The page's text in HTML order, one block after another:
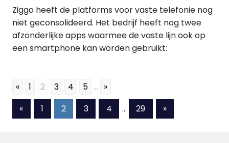
Ziggo heeft de platforms voor vaste telefonie nog
niet geconsolideerd. Het bedrijf heeft nog twee
afzonderlijke apps waarmee de vaste lijn ook op
een smartphone kan worden gebruikt:
« 1 2 3 4 5 ... »
Berichten
«Vorige
berichten
1 2 3 4 … 29
Volgende
berichten
»